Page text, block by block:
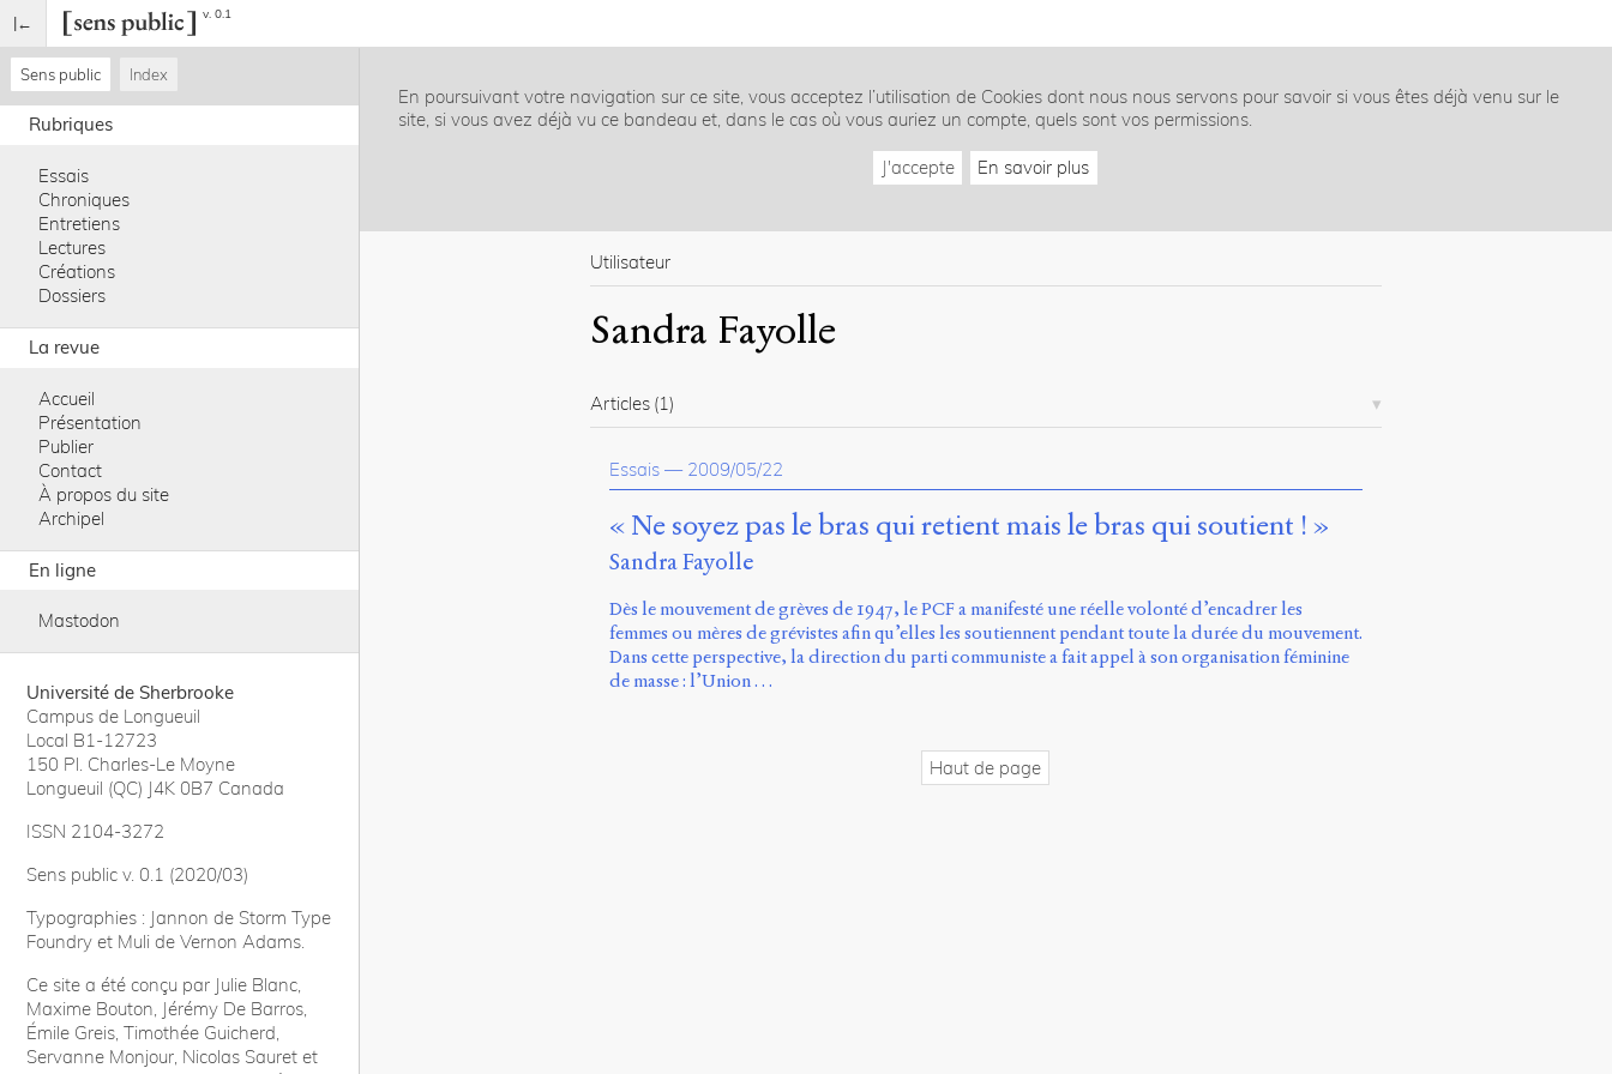
v. 0.1
Sens public Index
Rubriques
Essais
Chroniques
Entretiens
Lectures
Créations
Dossiers
La revue
Accueil
Présentation
Publier
Contact
À propos du site
Archipel
En ligne
Mastodon
Université de Sherbrooke
Campus de Longueuil
Local B1-12723
150 Pl. Charles-Le Moyne
Longueuil (QC) J4K 0B7 Canada
ISSN 2104-3272
Sens public v. 0.1 (2020/03)
Typographies : Jannon de Storm Type
Foundry et Muli de Vernon Adams.
Ce site a été conçu par Julie Blanc,
Maxime Bouton, Jérémy De Barros,
Émile Greis, Timothée Guicherd,
Servanne Monjour, Nicolas Sauret et
En poursuivant votre navigation sur ce site, vous acceptez l’utilisation de Cookies dont nous nous servons pour savoir si vous êtes déjà venu sur le
site, si vous avez déjà vu ce bandeau et, dans le cas où vous auriez un compte, quels sont vos permissions.
J'accepte En savoir plus
Utilisateur
Sandra Fayolle
Articles (1)
Essais — 2009/05/22
« Ne soyez pas le bras qui retient mais le bras qui soutient ! »
Sandra Fayolle
Dès le mouvement de grèves de 1947, le PCF a manifesté une réelle volonté d’encadrer les
femmes ou mères de grévistes afin qu’elles les soutiennent pendant toute la durée du mouvement.
Dans cette perspective, la direction du parti communiste a fait appel à son organisation féminine
de masse : l’Union …
Haut de page